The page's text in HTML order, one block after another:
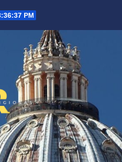
PM